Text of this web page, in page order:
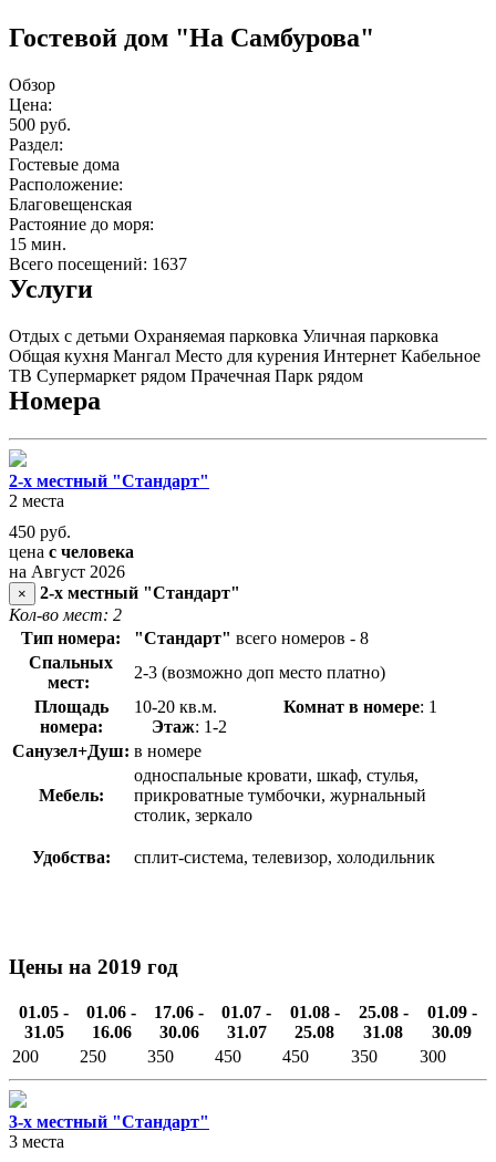
Гостевой дом "На Самбурова"
Обзор
Цена:
500 руб.
Раздел:
Гостевые дома
Расположение:
Благовещенская
Растояние до моря:
15 мин.
Всего посещений: 1637
Услуги
Отдых с детьми Охраняемая парковка Уличная парковка
Общая кухня Мангал Место для курения Интернет Кабельное
ТВ Супермаркет рядом Прачечная Парк рядом
Номера
2-х местный "Стандарт"
2 места
450 руб.
цена с человека
на Август 2026
×
2-х местный "Стандарт"
Кол-во мест: 2
Тип номера:
"Стандарт" всего номеров - 8
Спальных
мест:
2-3 (возможно доп место платно)
Площадь
номера:
10-20 кв.м. Комнат в номере: 1
Этаж: 1-2
Санузел+Душ: в номере
Мебель:
односпальные кровати, шкаф, стулья,
прикроватные тумбочки, журнальный
столик, зеркало
Удобства: сплит-система, телевизор, холодильник
Цены на 2019 год
01.05 -
31.05
01.06 -
16.06
17.06 -
30.06
01.07 -
31.07
01.08 -
25.08
25.08 -
31.08
01.09 -
30.09
200
250 350 450 450 350 300
3-х местный "Стандарт"
3 места